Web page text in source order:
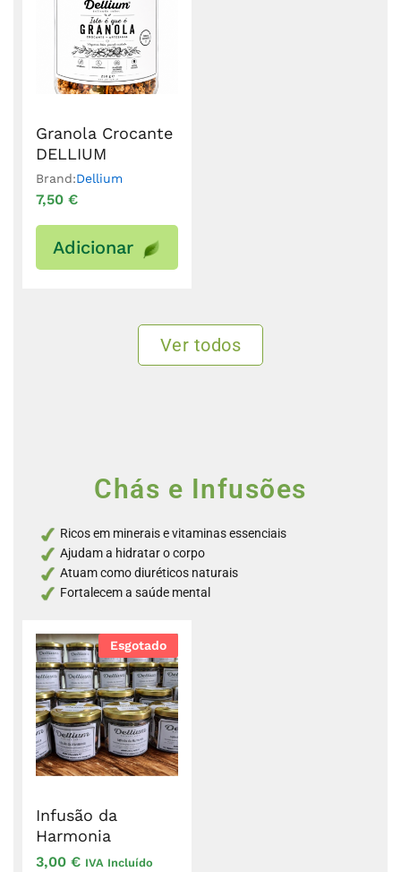
Granola Crocante
DELLIUM
Brand:Dellium
7,50 €
Adicionar
Ver todos
Chás e Infusões
Ricos em minerais e vitaminas essenciais
Ajudam a hidratar o corpo
Atuam como diuréticos naturais
Fortalecem a saúde mental
Esgotado
Infusão da
Harmonia
3,00 € IVA Incluído